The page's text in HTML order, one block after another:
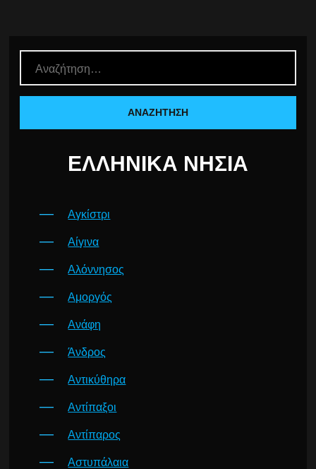
ΕΛΛΗΝΙΚΆ ΝΗΣΙΆ
Αγκίστρι
Αίγινα
Αλόννησος
Αμοργός
Ανάφη
Άνδρος
Αντικύθηρα
Αντίπαξοι
Αντίπαρος
Αστυπάλαια